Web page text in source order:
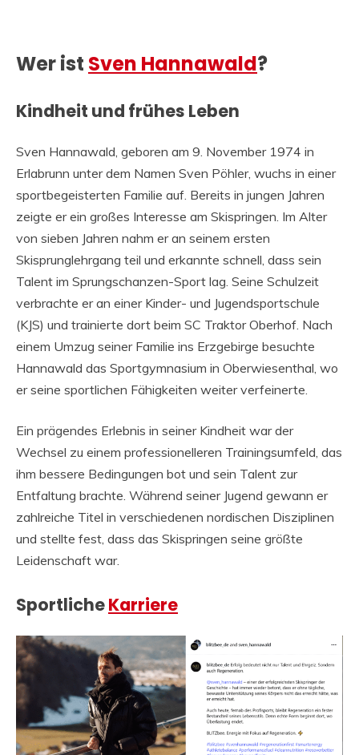
Wer ist Sven Hannawald?
Kindheit und frühes Leben
Sven Hannawald, geboren am 9. November 1974 in
Erlabrunn unter dem Namen Sven Pöhler, wuchs in einer
sportbegeisterten Familie auf. Bereits in jungen Jahren
zeigte er ein großes Interesse am Skispringen. Im Alter
von sieben Jahren nahm er an seinem ersten
Skisprunglehrgang teil und erkannte schnell, dass sein
Talent im Sprungschanzen-Sport lag. Seine Schulzeit
verbrachte er an einer Kinder- und Jugendsportschule
(KJS) und trainierte dort beim SC Traktor Oberhof. Nach
einem Umzug seiner Familie ins Erzgebirge besuchte
Hannawald das Sportgymnasium in Oberwiesenthal, wo
er seine sportlichen Fähigkeiten weiter verfeinerte.
Ein prägendes Erlebnis in seiner Kindheit war der
Wechsel zu einem professionelleren Trainingsumfeld, das
ihm bessere Bedingungen bot und sein Talent zur
Entfaltung brachte. Während seiner Jugend gewann er
zahlreiche Titel in verschiedenen nordischen Disziplinen
und stellte fest, dass das Skispringen seine größte
Leidenschaft war.
SportlicheKarriere